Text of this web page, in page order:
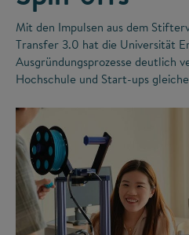
Mit den Impulsen aus dem
Transfer 3.0 hat die Universität
Ausgründungsprozesse deutlich
Hochschule und Start-ups